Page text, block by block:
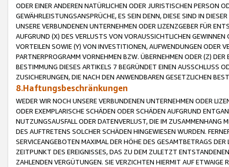
ODER EINER ANDEREN NATÜRLICHEN ODER JURISTISCHEN PERSON
GEWÄHRLEISTUNGSANSPRÜCHE, ES SEIN DENN, DIESE SIND IN
UNSERE VERBUNDENEN UNTERNEHMEN ODER LIZENZGEBER FÜR
AUFGRUND (X) DES VERLUSTS VON VORAUSSICHTLICHEN
VORTEILEN SOWIE (Y) VON INVESTITIONEN, AUFWENDUNGEN ODER
PARTNERPROGRAMM VORNEHMEN BZW. ÜBERNEHMEN ODER (Z)
BESTIMMUNG DIESES ARTIKELS 7 BEGRÜNDET EINEN AUSSCHLUSS
ZUSICHERUNGEN, DIE NACH DEN ANWENDBAREN GESETZLICHEN
8.Haftungsbeschränkungen
WEDER WIR NOCH UNSERE VERBUNDENEN UNTERNEHMEN ODER
ODER EXEMPLARISCHE SCHÄDEN ODER SCHÄDEN AUFGRUND
NUTZUNGSAUSFALL ODER DATENVERLUST, DIE IM ZUSAMMENHANG
DES AUFTRETENS SOLCHER SCHÄDEN HINGEWIESEN WURDEN.
SERVICEANGEBOTEN MAXIMAL DER HÖHE DES GESAMTBETRAGS
ZEITPUNKT DES EREIGNISSES, DAS ZU DEM ZULETZT
ZAHLENDEN VERGÜTUNGEN. SIE VERZICHTEN HIERMIT AUF